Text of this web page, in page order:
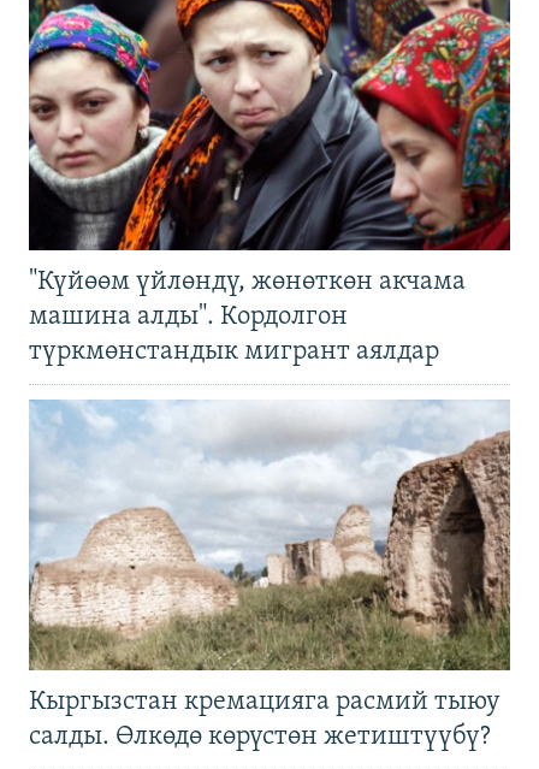
"Күйөөм үйлөндү, жөнөткөн акчама
машина алды". Кордолгон
түркмөнстандык мигрант аялдар
Кыргызстан кремацияга расмий тыюу
салды. Өлкөдө көрүстөн жетиштүүбү?